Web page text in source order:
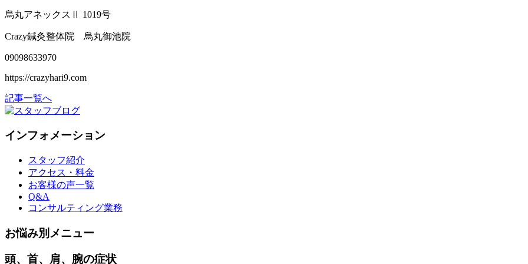
烏丸アネックス Ⅱ 1019号
Crazy鍼灸整体院 烏丸御池院
09098633970
https://crazyhari9.com
記事一覧へ
インフォメーション
スタッフ紹介
アクセス・料金
お客様の声一覧
Q&A
コンサルティング業務
お悩み別メニュー
頭、首、肩、腕の症状